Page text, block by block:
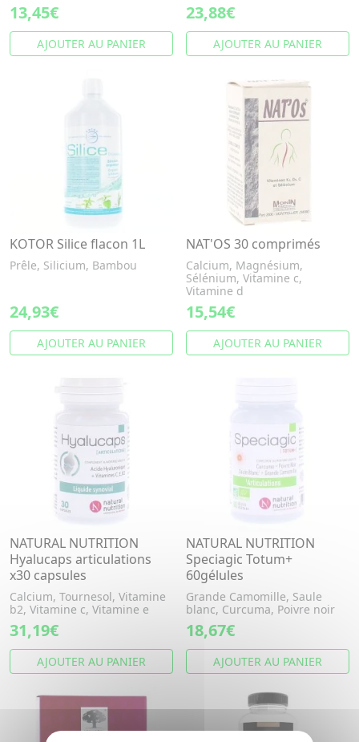
13,45€
AJOUTER AU PANIER
23,88€
AJOUTER AU PANIER
KOTOR Silice flacon 1L
Prêle, Silicium, Bambou
24,93€
AJOUTER AU PANIER
NAT'OS 30 comprimés
Calcium, Magnésium,
Sélénium, Vitamine c,
Vitamine d
15,54€
AJOUTER AU PANIER
NATURAL NUTRITION
Hyalucaps articulations
x30 capsules
Calcium, Tournesol, Vitamine
b2, Vitamine c, Vitamine e
31,19€
AJOUTER AU PANIER
NATURAL NUTRITION
Speciagic Totum+
60gélules
Grande Camomille, Saule
blanc, Curcuma, Poivre noir
18,67€
AJOUTER AU PANIER